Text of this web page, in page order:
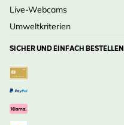
Live-Webcams
Umweltkriterien
SICHER UND EINFACH BESTELLEN